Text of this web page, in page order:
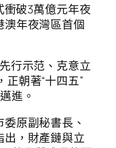
衝破3萬億元年夜
年夜灣區首個
行示范、克意立
正朝著“十四五”
進。
原副秘書長、
，財產鏈與立